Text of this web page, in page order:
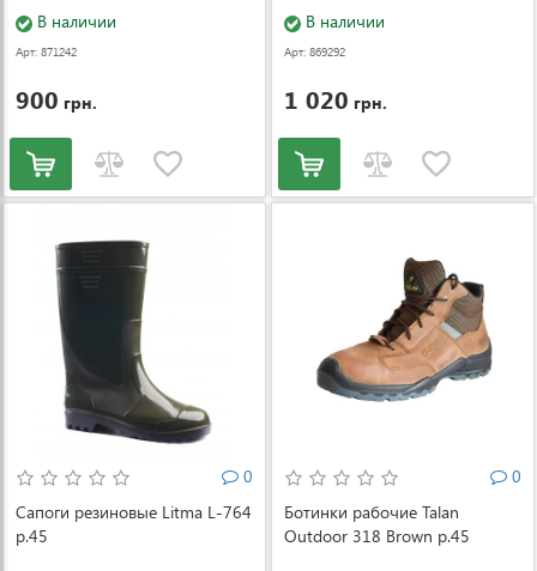
В наличии
Арт: 871242
900 грн.
В наличии
Арт: 869292
1 020 грн.
0
Сапоги резиновые Litma L-764
р.45
0
Ботинки рабочие Talan
Outdoor 318 Brown р.45